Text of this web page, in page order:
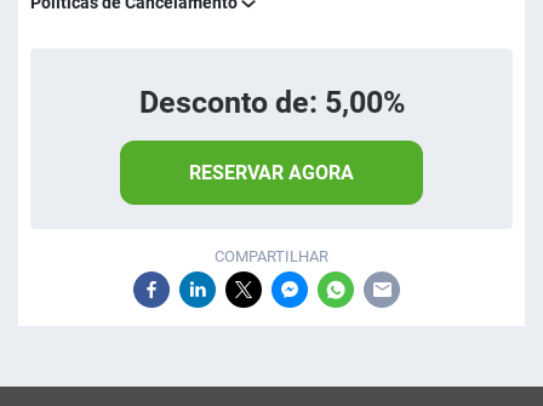
Desconto de: 5,00%
RESERVAR AGORA
COMPARTILHAR